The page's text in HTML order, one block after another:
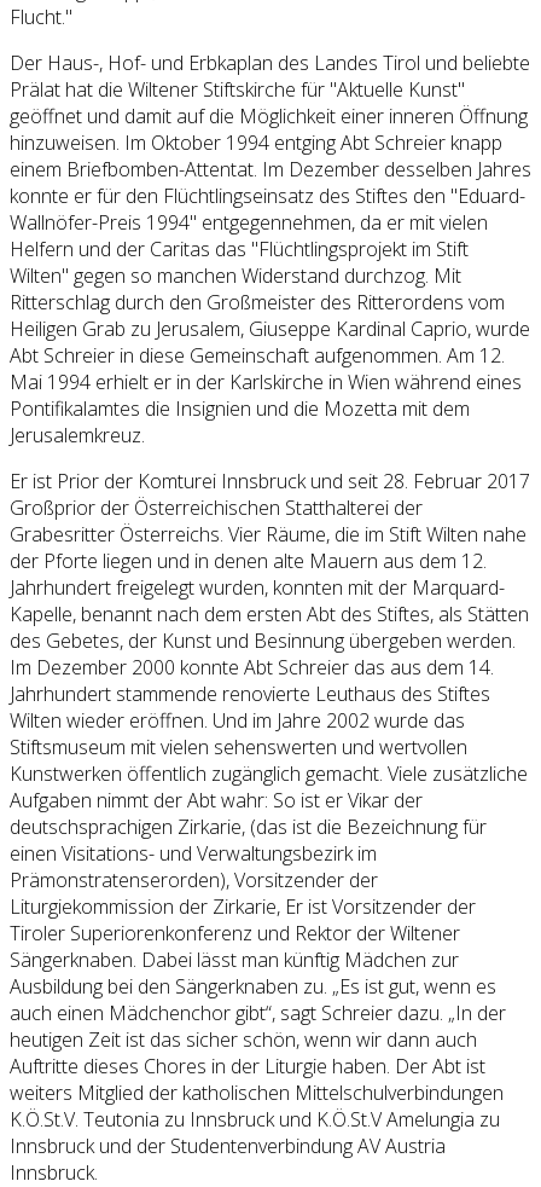
Flucht."
Der Haus-, Hof- und Erbkaplan des Landes Tirol und beliebte
Prälat hat die Wiltener Stiftskirche für "Aktuelle Kunst"
geöffnet und damit auf die Möglichkeit einer inneren Öffnung
hinzuweisen. Im Oktober 1994 entging Abt Schreier knapp
einem Briefbomben-Attentat. Im Dezember desselben Jahres
konnte er für den Flüchtlingseinsatz des Stiftes den "Eduard-
Wallnöfer-Preis 1994" entgegennehmen, da er mit vielen
Helfern und der Caritas das "Flüchtlingsprojekt im Stift
Wilten" gegen so manchen Widerstand durchzog. Mit
Ritterschlag durch den Großmeister des Ritterordens vom
Heiligen Grab zu Jerusalem, Giuseppe Kardinal Caprio, wurde
Abt Schreier in diese Gemeinschaft aufgenommen. Am 12.
Mai 1994 erhielt er in der Karlskirche in Wien während eines
Pontifikalamtes die Insignien und die Mozetta mit dem
Jerusalemkreuz.
Er ist Prior der Komturei Innsbruck und seit 28. Februar 2017
Großprior der Österreichischen Statthalterei der
Grabesritter Österreichs. Vier Räume, die im Stift Wilten nahe
der Pforte liegen und in denen alte Mauern aus dem 12.
Jahrhundert freigelegt wurden, konnten mit der Marquard-
Kapelle, benannt nach dem ersten Abt des Stiftes, als Stätten
des Gebetes, der Kunst und Besinnung übergeben werden.
Im Dezember 2000 konnte Abt Schreier das aus dem 14.
Jahrhundert stammende renovierte Leuthaus des Stiftes
Wilten wieder eröffnen. Und im Jahre 2002 wurde das
Stiftsmuseum mit vielen sehenswerten und wertvollen
Kunstwerken öffentlich zugänglich gemacht. Viele zusätzliche
Aufgaben nimmt der Abt wahr: So ist er Vikar der
deutschsprachigen Zirkarie, (das ist die Bezeichnung für
einen Visitations- und Verwaltungsbezirk im
Prämonstratenserorden), Vorsitzender der
Liturgiekommission der Zirkarie, Er ist Vorsitzender der
Tiroler Superiorenkonferenz und Rektor der Wiltener
Sängerknaben. Dabei lässt man künftig Mädchen zur
Ausbildung bei den Sängerknaben zu. „Es ist gut, wenn es
auch einen Mädchenchor gibt“, sagt Schreier dazu. „In der
heutigen Zeit ist das sicher schön, wenn wir dann auch
Auftritte dieses Chores in der Liturgie haben. Der Abt ist
weiters Mitglied der katholischen Mittelschulverbindungen
K.Ö.St.V. Teutonia zu Innsbruck und K.Ö.St.V Amelungia zu
Innsbruck und der Studentenverbindung AV Austria
Innsbruck.